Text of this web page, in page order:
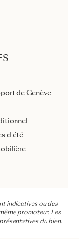
de Genève
d'été
indicatives ou des
promoteur. Les
du bien.